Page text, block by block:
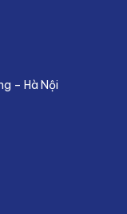
– Hà Nội